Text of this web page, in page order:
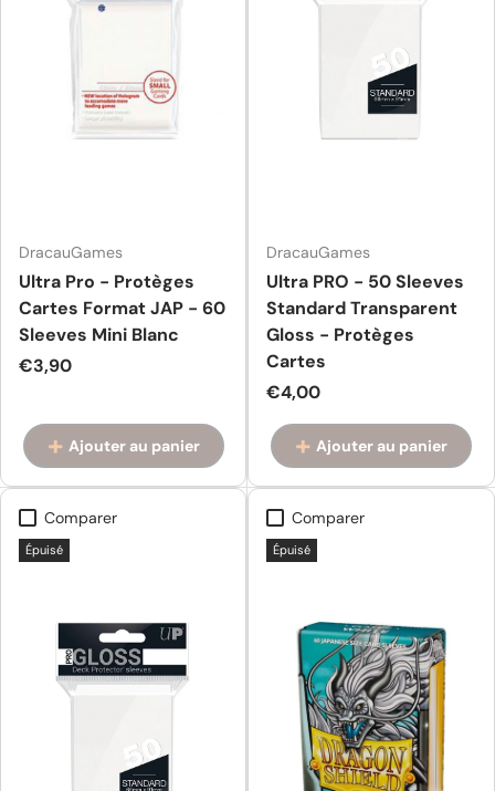
DracauGames
Ultra Pro - Protèges
Cartes Format JAP - 60
Sleeves Mini Blanc
Prix habituel
€3,90
Ajouter au panier
DracauGames
Ultra PRO - 50 Sleeves
Standard Transparent
Gloss - Protèges
Cartes
Prix habituel
€4,00
Ajouter au panier
Comparer
Épuisé
Comparer
Épuisé